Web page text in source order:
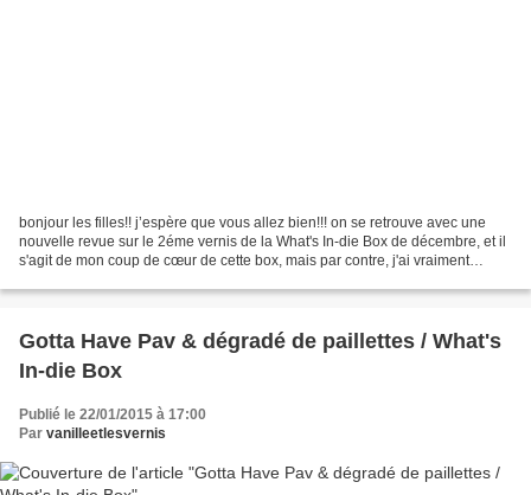
bonjour les filles!! j’espère que vous allez bien!!! on se retrouve avec une
nouvelle revue sur le 2éme vernis de la What's In-die Box de décembre, et il
s'agit de mon coup de cœur de cette box, mais par contre, j'ai vraiment
Gotta Have Pav & dégradé de paillettes / What's
In-die Box
Publié le 22/01/2015 à 17:00
Par vanilleetlesvernis